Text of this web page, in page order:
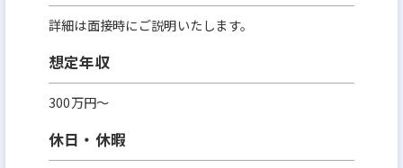
詳細は面接時にご説明いたします。
想定年収
300万円〜
休日・休暇